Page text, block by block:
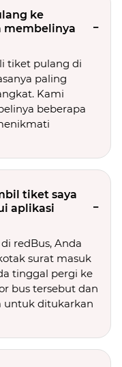
ke
membelinya
tiket pulang di
paling
Kami
beberapa
tiket saya
aplikasi
redBus, Anda
surat masuk
tinggal pergi ke
bus tersebut dan
untuk ditukarkan